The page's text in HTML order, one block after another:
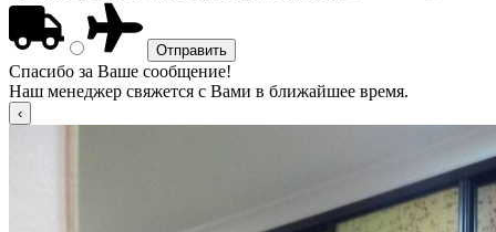
Спасибо за Ваше сообщение!
Наш менеджер свяжется с Вами в ближайшее время.